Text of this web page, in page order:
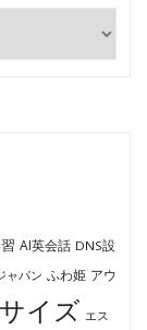
AI英会話 DNS設
ャパン ふわ姫 アウ
イズ エス